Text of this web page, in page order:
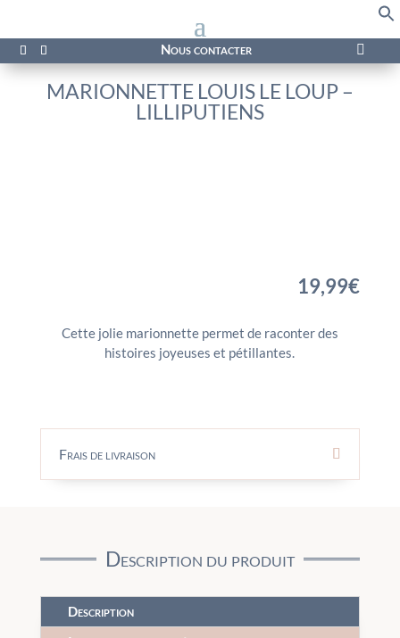
Nous contacter 
MARIONNETTE LOUIS LE LOUP –
LILLIPUTIENS
19,99€
Cette jolie marionnette permet de raconter des
histoires joyeuses et pétillantes.
Frais de livraison
Description du produit
Description